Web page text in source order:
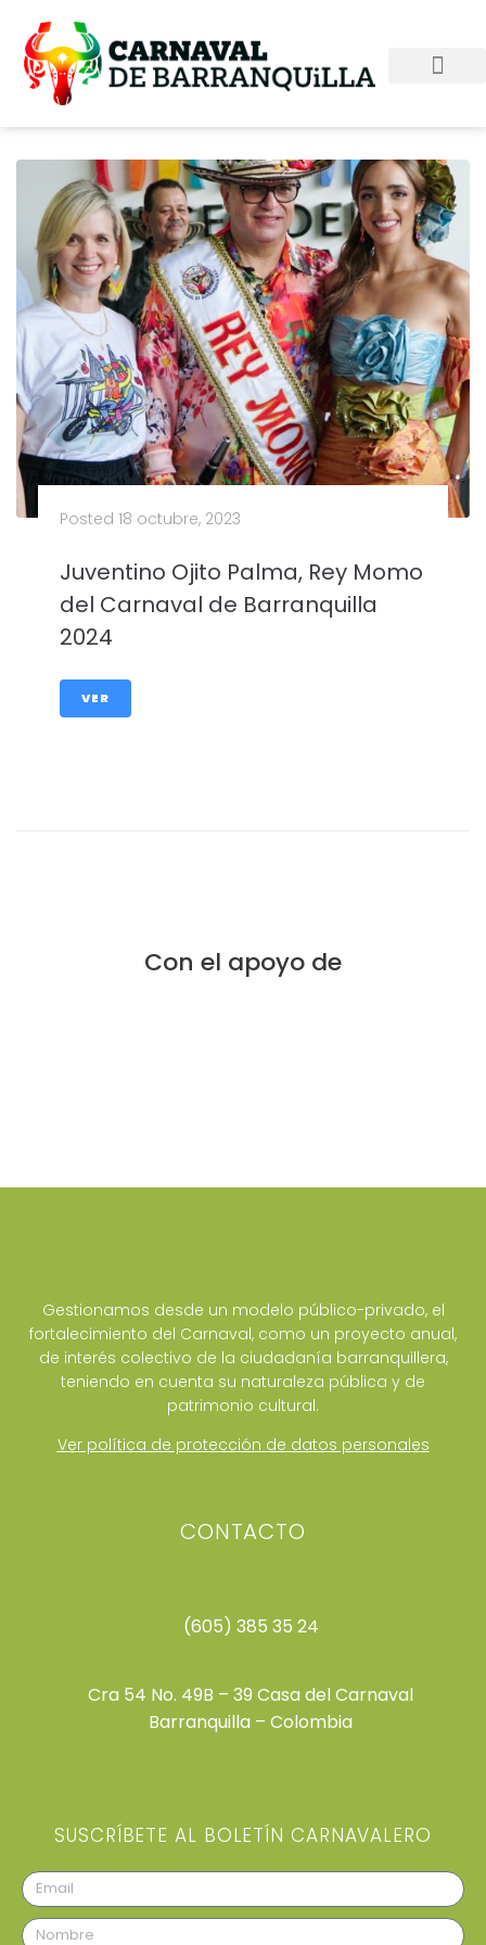
Posted 18 octubre, 2023
Juventino Ojito Palma, Rey Momo
del Carnaval de Barranquilla
2024
VER
Con el apoyo de
Gestionamos desde un modelo público-privado, el
fortalecimiento del Carnaval, como un proyecto anual,
de interés colectivo de la ciudadanía barranquillera,
teniendo en cuenta su naturaleza pública y de
patrimonio cultural.
Ver política de protección de datos personales
CONTACTO
(605) 385 35 24
Cra 54 No. 49B – 39 Casa del Carnaval
Barranquilla – Colombia
SUSCRÍBETE AL BOLETÍN CARNAVALERO